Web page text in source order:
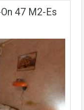
47 M2-Es